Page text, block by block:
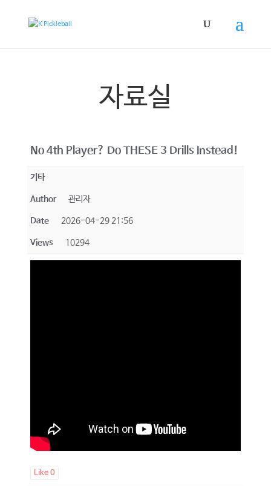
자료실
No 4th Player? Do THESE 3 Drills Instead!
기타
Author 관리자
Date 2026-04-29 21:56
Views 10294
Like 0